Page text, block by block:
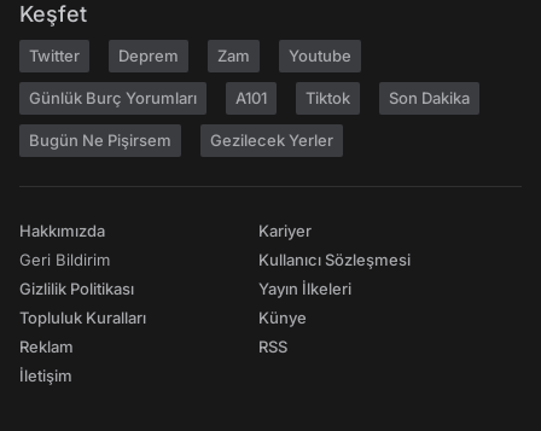
Keşfet
Twitter Deprem Zam Youtube
Günlük Burç Yorumları A101 Tiktok Son Dakika
Bugün Ne Pişirsem Gezilecek Yerler
Hakkımızda
Geri Bildirim
Gizlilik Politikası
Topluluk Kuralları
Reklam
İletişim
Kariyer
Kullanıcı Sözleşmesi
Yayın İlkeleri
Künye
RSS